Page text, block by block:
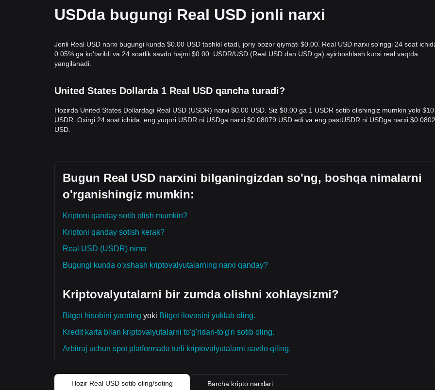
USDda bugungi Real USD jonli narxi
Jonli Real USD narxi bugungi kunda $0.00 USD tashkil etadi, joriy bozor qiymati $0.00. Real USD narxi so'nggi 24 soat
0.05% ga ko'tarildi va 24 soatlik savdo hajmi $0.00. USDR/USD (Real USD dan USD ga) ayirboshlash kursi real vaqtda
yangilanadi.
United States Dollarda 1 Real USD qancha turadi?
Hozirda United States Dollardagi Real USD (USDR) narxi $0.00 USD. Siz $0.00 ga 1 USDR sotib olishingiz mumkin yoki
USDR. Oxirgi 24 soat ichida, eng yuqori USDR ni USDga narxi $0.08079 USD edi va eng pastUSDR ni USDga narxi
USD.
Bugun Real USD narxini bilganingizdan so'ng, boshqa nimalarni
o'rganishingiz mumkin:
Kriptoni qanday sotib olish mumkin?
Kriptoni qanday sotish kerak?
Real USD (USDR) nima
Bugungi kunda o'xshash kriptovalyutalarning narxi qanday?
Kriptovalyutalarni bir zumda olishni xohlaysizmi?
Bitget hisobini yarating yoki Bitget ilovasini yuklab oling.
Kredit karta bilan kriptovalyutalarni to'g'ridan-to'g'ri sotib oling.
Arbitraj uchun spot platformada turli kriptovalyutalarni savdo qiling.
Hozir Real USD sotib oling/soting Barcha kripto narxlari